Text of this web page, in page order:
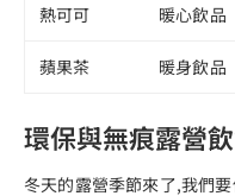
熱可可 暖心飲品
蘋果茶 暖身飲品
環保與無痕露營
冬天的露營季節來了,我們